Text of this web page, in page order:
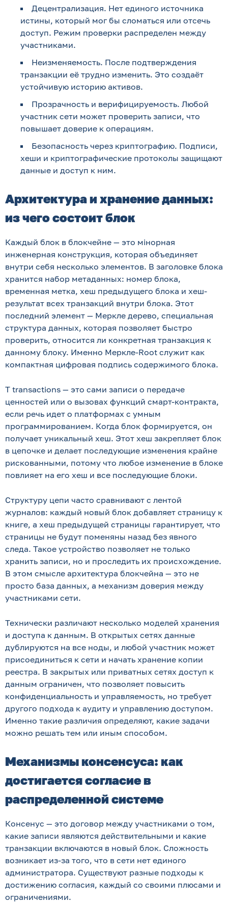
Децентрализация. Нет единого источника
истины, который мог бы сломаться или отсечь
доступ. Режим проверки распределен между
участниками.
Неизменяемость. После подтверждения
транзакции её трудно изменить. Это создаёт
устойчивую историю активов.
Прозрачность и верифицируемость. Любой
участник сети может проверить записи, что
повышает доверие к операциям.
Безопасность через криптографию. Подписи,
хеши и криптографические протоколы защищают
данные и доступ к ним.
Архитектура и хранение данных:
из чего состоит блок
Каждый блок в блокчейне — это мінорная
инженерная конструкция, которая объединяет
внутри себя несколько элементов. В заголовке блока
хранится набор метаданных: номер блока,
временная метка, хеш предыдущего блока и хеш-
результат всех транзакций внутри блока. Этот
последний элемент — Меркле дерево, специальная
структура данных, которая позволяет быстро
проверить, относится ли конкретная транзакция к
данному блоку. Именно Меркле-Root служит как
компактная цифровая подпись содержимого блока.
Т transactions — это сами записи о передаче
ценностей или о вызовах функций смарт-контракта,
если речь идет о платформах с умным
программированием. Когда блок формируется, он
получает уникальный хеш. Этот хеш закрепляет блок
в цепочке и делает последующие изменения крайне
рискованными, потому что любое изменение в блоке
повлияет на его хеш и все последующие блоки.
Структуру цепи часто сравнивают с лентой
журналов: каждый новый блок добавляет страницу к
книге, а хеш предыдущей страницы гарантирует, что
страницы не будут поменяны назад без явного
следа. Такое устройство позволяет не только
хранить записи, но и проследить их происхождение.
В этом смысле архитектура блокчейна — это не
просто база данных, а механизм доверия между
участниками сети.
Технически различают несколько моделей хранения
и доступа к данным. В открытых сетях данные
дублируются на все ноды, и любой участник может
присоединиться к сети и начать хранение копии
реестра. В закрытых или приватных сетях доступ к
данным ограничен, что позволяет повысить
конфиденциальность и управляемость, но требует
другого подхода к аудиту и управлению доступом.
Именно такие различия определяют, какие задачи
можно решать тем или иным способом.
Механизмы консенсуса: как
достигается согласие в
распределенной системе
Консенус — это договор между участниками о том,
какие записи являются действительными и какие
транзакции включаются в новый блок. Сложность
возникает из-за того, что в сети нет единого
администратора. Существуют разные подходы к
достижению согласия, каждый со своими плюсами и
ограничениями.